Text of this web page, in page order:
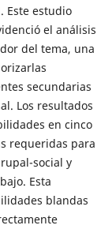
Este estudio
el análisis
del tema, una
secundarias
Los resultados
en cinco
requeridas para
social y
Esta
blandas